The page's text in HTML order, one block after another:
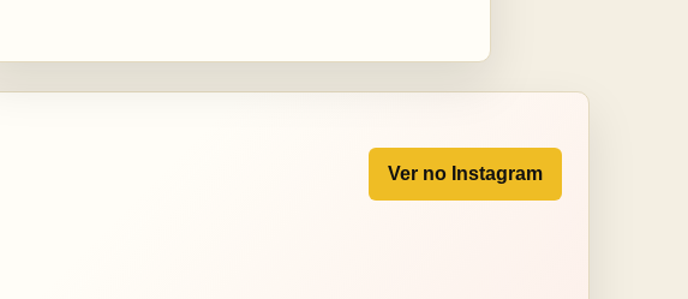
Ver no Instagram